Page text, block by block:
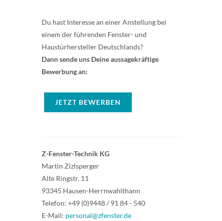
Du hast Interesse an einer Anstellung bei
einem der führenden Fenster- und
Haustürhersteller Deutschlands?
Dann sende uns Deine aussagekräftige
Bewerbung an:
JETZT BEWERBEN
Z-Fenster-Technik KG
Martin Zizlsperger
Alte Ringstr. 11
93345 Hausen-Herrnwahlthann
Telefon: +49 (0)9448 / 91 84 - 540
E-Mail: personal@zfenster.de